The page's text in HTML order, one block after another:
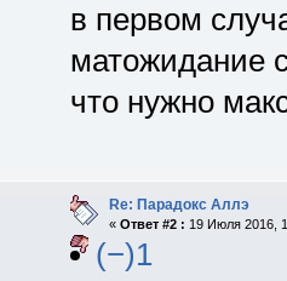
в первом
матожидание
что нужно
Re: Парадокс Аллэ
« Ответ #2 : 19 Июля 2016,
(−)1